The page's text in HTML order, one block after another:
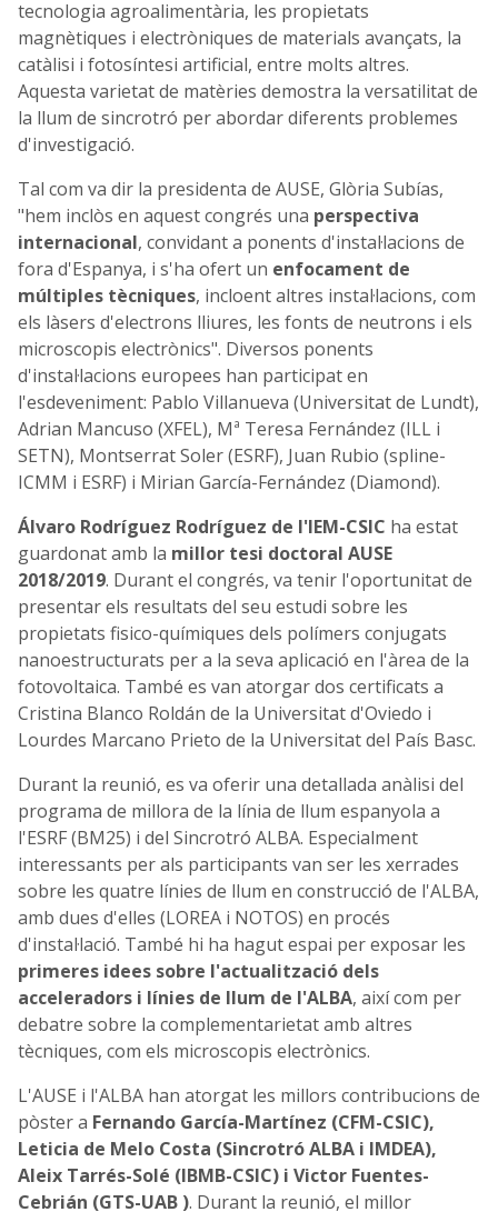
tecnologia agroalimentària, les propietats
magnètiques i electròniques de materials avançats, la
catàlisi i fotosíntesi artificial, entre molts altres.
Aquesta varietat de matèries demostra la versatilitat de
la llum de sincrotró per abordar diferents problemes
d'investigació.
Tal com va dir la presidenta de AUSE, Glòria Subías,
"hem inclòs en aquest congrés una perspectiva
internacional, convidant a ponents d'instal·lacions de
fora d'Espanya, i s'ha ofert un enfocament de
múltiples tècniques, incloent altres instal·lacions, com
els làsers d'electrons lliures, les fonts de neutrons i els
microscopis electrònics". Diversos ponents
d'instal·lacions europees han participat en
l'esdeveniment: Pablo Villanueva (Universitat de Lundt),
Adrian Mancuso (XFEL), Mª Teresa Fernández (ILL i
SETN), Montserrat Soler (ESRF), Juan Rubio (spline-
ICMM i ESRF) i Mirian García-Fernández (Diamond).
Álvaro Rodríguez Rodríguez de l'IEM-CSIC ha estat
guardonat amb la millor tesi doctoral AUSE
2018/2019. Durant el congrés, va tenir l'oportunitat de
presentar els resultats del seu estudi sobre les
propietats fisico-químiques dels polímers conjugats
nanoestructurats per a la seva aplicació en l'àrea de la
fotovoltaica. També es van atorgar dos certificats a
Cristina Blanco Roldán de la Universitat d'Oviedo i
Lourdes Marcano Prieto de la Universitat del País Basc.
Durant la reunió, es va oferir una detallada anàlisi del
programa de millora de la línia de llum espanyola a
l'ESRF (BM25) i del Sincrotró ALBA. Especialment
interessants per als participants van ser les xerrades
sobre les quatre línies de llum en construcció de l'ALBA,
amb dues d'elles (LOREA i NOTOS) en procés
d'instal·lació. També hi ha hagut espai per exposar les
primeres idees sobre l'actualització dels
acceleradors i línies de llum de l'ALBA, així com per
debatre sobre la complementarietat amb altres
tècniques, com els microscopis electrònics.
L'AUSE i l'ALBA han atorgat les millors contribucions de
pòster a Fernando García-Martínez (CFM-CSIC),
Leticia de Melo Costa (Sincrotró ALBA i IMDEA),
Aleix Tarrés-Solé (IBMB-CSIC) i Victor Fuentes-
Cebrián (GTS-UAB ). Durant la reunió, el millor